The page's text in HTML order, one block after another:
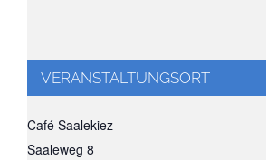
VERANSTALTUNGSORT
Café Saalekiez
Saaleweg 8